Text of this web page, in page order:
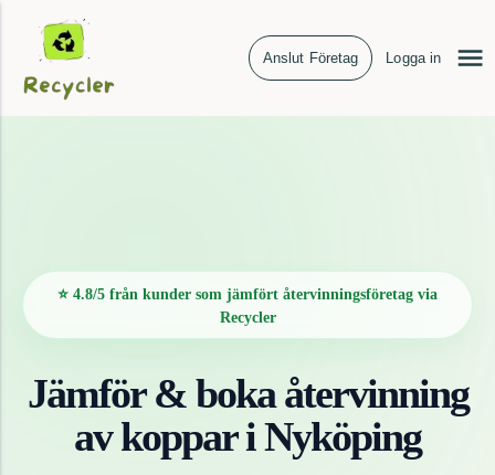
Anslut Företag Logga in
⭐ 4.8/5 från kunder som jämfört återvinningsföretag via
Recycler
Jämför & boka återvinning
avkoppariNyköping